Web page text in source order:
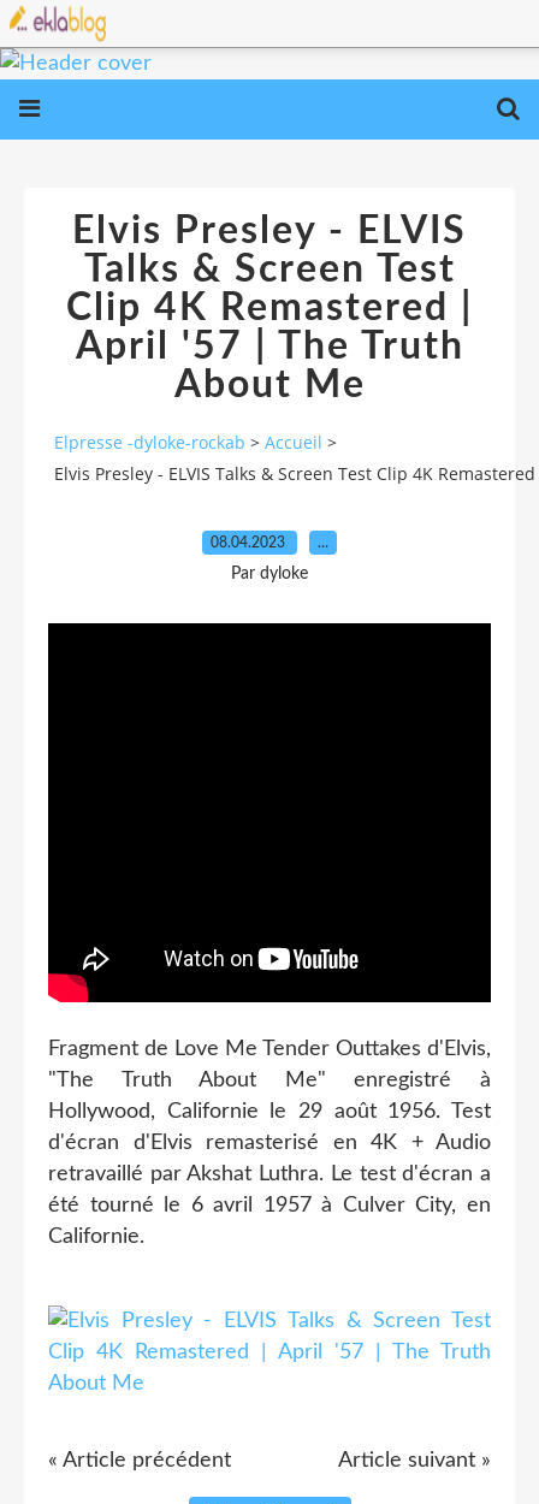
Elvis Presley - ELVIS
Talks & Screen Test
Clip 4K Remastered |
April '57 | The Truth
About Me
Elpresse -dyloke-rockab > Accueil >
Elvis Presley - ELVIS Talks & Screen Test Clip 4K
08.04.2023 …
Par dyloke
Fragment de Love Me Tender Outtakes d'Elvis,
"The Truth About Me" enregistré à
Hollywood, Californie le 29 août 1956. Test
d'écran d'Elvis remasterisé en 4K + Audio
retravaillé par Akshat Luthra. Le test d'écran a
été tourné le 6 avril 1957 à Culver City, en
Californie.
« Article précédent Article suivant »